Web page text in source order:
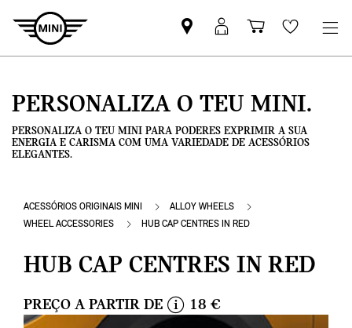
Pesquisar
parceiro
Iniciar
sessão
Carrinho
de
Wishlist
PERSONALIZA O TEU MINI.
PERSONALIZA O TEU MINI PARA PODERES EXPRIMIR A SUA
ENERGIA E CARISMA COM UMA VARIEDADE DE ACESSÓRIOS
ELEGANTES.
ACESSÓRIOS ORIGINAIS MINI
ALLOY WHEELS
WHEEL ACCESSORIES
HUB CAP CENTRES IN RED
HUB CAP CENTRES IN RED
PREÇO A PARTIR DE
i
18 €